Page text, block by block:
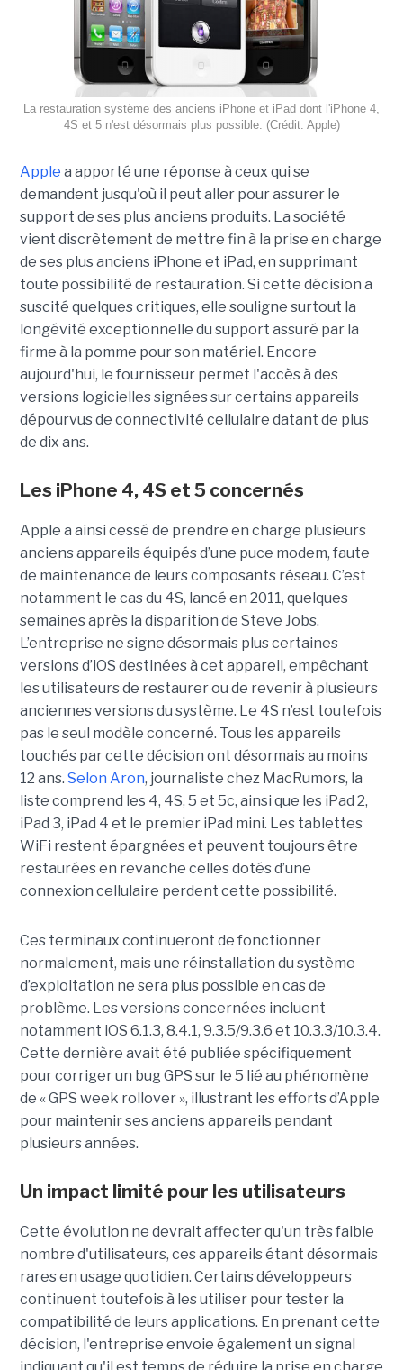
La restauration système des anciens iPhone et iPad dont l'iPhone 4,
4S et 5 n'est désormais plus possible. (Crédit: Apple)
Apple a apporté une réponse à ceux qui se
demandent jusqu'où il peut aller pour assurer le
support de ses plus anciens produits. La société
vient discrètement de mettre fin à la prise en charge
de ses plus anciens iPhone et iPad, en supprimant
toute possibilité de restauration. Si cette décision a
suscité quelques critiques, elle souligne surtout la
longévité exceptionnelle du support assuré par la
firme à la pomme pour son matériel. Encore
aujourd'hui, le fournisseur permet l'accès à des
versions logicielles signées sur certains appareils
dépourvus de connectivité cellulaire datant de plus
de dix ans.
Les iPhone 4, 4S et 5 concernés
Apple a ainsi cessé de prendre en charge plusieurs
anciens appareils équipés d’une puce modem, faute
de maintenance de leurs composants réseau. C’est
notamment le cas du 4S, lancé en 2011, quelques
semaines après la disparition de Steve Jobs.
L’entreprise ne signe désormais plus certaines
versions d’iOS destinées à cet appareil, empêchant
les utilisateurs de restaurer ou de revenir à plusieurs
anciennes versions du système. Le 4S n’est toutefois
pas le seul modèle concerné. Tous les appareils
touchés par cette décision ont désormais au moins
12 ans. Selon Aron, journaliste chez MacRumors, la
liste comprend les 4, 4S, 5 et 5c, ainsi que les iPad 2,
iPad 3, iPad 4 et le premier iPad mini. Les tablettes
WiFi restent épargnées et peuvent toujours être
restaurées en revanche celles dotés d’une
connexion cellulaire perdent cette possibilité.
Ces terminaux continueront de fonctionner
normalement, mais une réinstallation du système
d’exploitation ne sera plus possible en cas de
problème. Les versions concernées incluent
notamment iOS 6.1.3, 8.4.1, 9.3.5/9.3.6 et 10.3.3/10.3.4.
Cette dernière avait été publiée spécifiquement
pour corriger un bug GPS sur le 5 lié au phénomène
de « GPS week rollover », illustrant les efforts d’Apple
pour maintenir ses anciens appareils pendant
plusieurs années.
Un impact limité pour les utilisateurs
Cette évolution ne devrait affecter qu'un très faible
nombre d'utilisateurs, ces appareils étant désormais
rares en usage quotidien. Certains développeurs
continuent toutefois à les utiliser pour tester la
compatibilité de leurs applications. En prenant cette
décision, l'entreprise envoie également un signal